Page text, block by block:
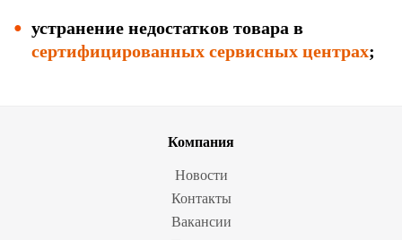
устранение недостатков товара в
сертифицированных сервисных центрах;
Компания
Новости
Контакты
Вакансии